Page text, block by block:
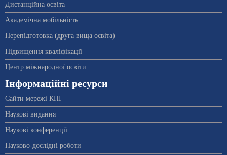
Дистанційна освіта
Академічна мобільність
Перепідготовка (друга вища освіта)
Підвищення кваліфікації
Центр міжнародної освіти
Інформаційні ресурси
Сайти мережі КПІ
Наукові видання
Наукові конференції
Науково-дослідні роботи